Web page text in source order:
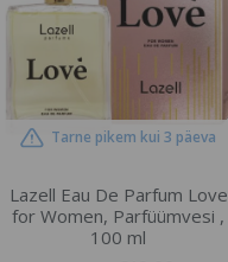
Tarne pikem kui 3 päeva
Lazell Eau De Parfum Love
for Women, Parfüümvesi ,
100 ml